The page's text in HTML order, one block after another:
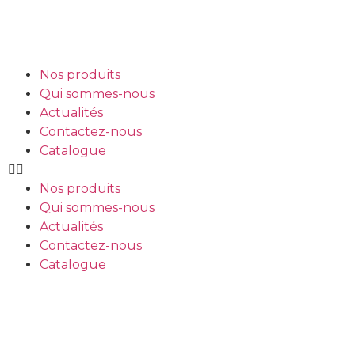
Nos produits
Qui sommes-nous
Actualités
Contactez-nous
Catalogue
Nos produits
Qui sommes-nous
Actualités
Contactez-nous
Catalogue